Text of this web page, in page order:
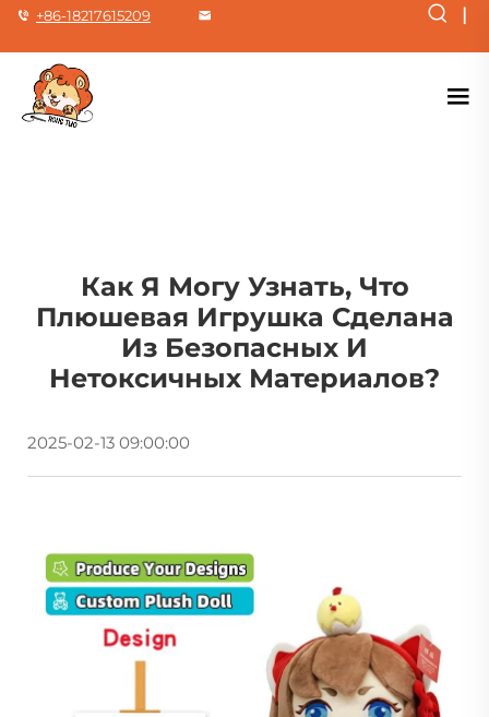
+86-18217615209 |
Как Я Могу Узнать, Что
Плюшевая Игрушка Сделана
Из Безопасных И
Нетоксичных Материалов?
2025-02-13 09:00:00